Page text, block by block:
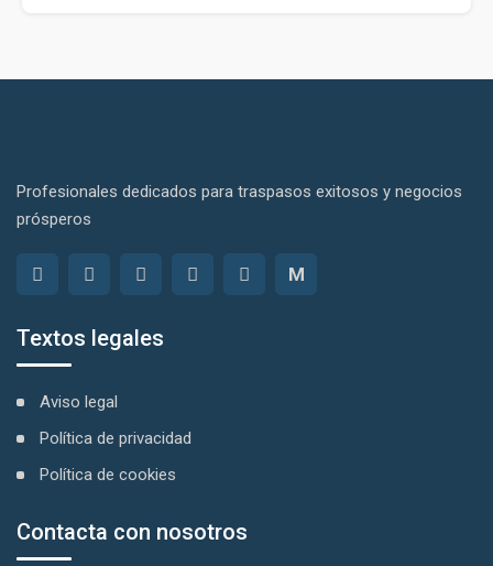
Profesionales dedicados para traspasos exitosos y negocios
prósperos
M
Textos legales
Aviso legal
Política de privacidad
Política de cookies
Contacta con nosotros